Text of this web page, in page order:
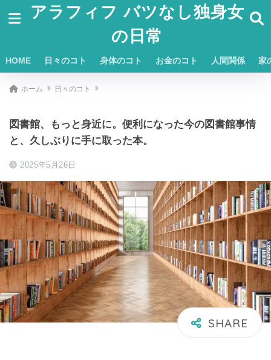
アラフィフ バツなし独身女
の日常
HOME 日々のコト 身体のコト お金のコト 人間関係 家
ホーム 日々のコト
図書館、もっと身近に。便利になった今の図書館事情
と、久しぶりに手に取った本。
2025年5月26日